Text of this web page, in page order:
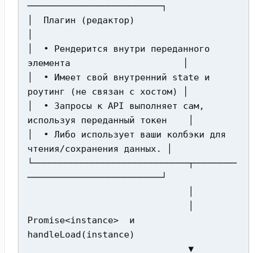
─────────────────────────┐
│  Плагин (редактор)
│  • Рендерится внутри переданного
элемента                     │
│  • Имеет свой внутренний state и
роутинг (не связан с хостом) │
│  • Запросы к API выполняет сам,
используя переданный токен    │
│  • Либо использует ваши колбэки для
чтения/сохранения данных. │
└─────────────────────────────┬────────
─────────────────────────┘
Promise<instance>  и
handleLoad(instance)